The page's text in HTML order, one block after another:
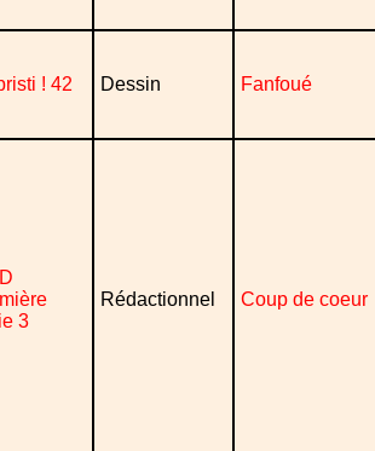
! 42 Dessin Fanfoué
3
Rédactionnel Coup de coeur